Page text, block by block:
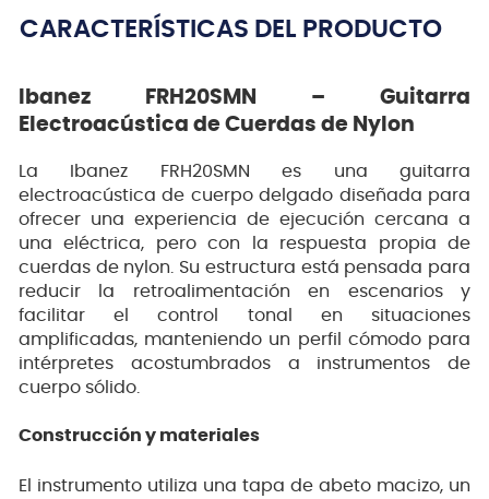
CARACTERÍSTICAS DEL PRODUCTO
Ibanez FRH20SMN – Guitarra
Electroacústica de Cuerdas de Nylon
La Ibanez FRH20SMN es una guitarra
electroacústica de cuerpo delgado diseñada para
ofrecer una experiencia de ejecución cercana a
una eléctrica, pero con la respuesta propia de
cuerdas de nylon. Su estructura está pensada para
reducir la retroalimentación en escenarios y
facilitar el control tonal en situaciones
amplificadas, manteniendo un perfil cómodo para
intérpretes acostumbrados a instrumentos de
cuerpo sólido.
Construcción y materiales
El instrumento utiliza una tapa de abeto macizo, un